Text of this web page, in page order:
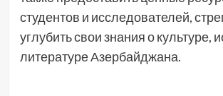
студентов и исследователей,
углубить свои знания о культуре,
литературе Азербайджана.